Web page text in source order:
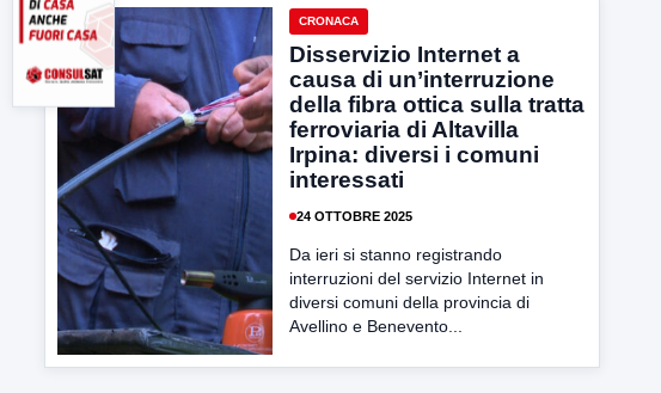
CRONACA
Disservizio Internet a
causa di un’interruzione
della fibra ottica sulla tratta
ferroviaria di Altavilla
Irpina: diversi i comuni
interessati
24 OTTOBRE 2025
Da ieri si stanno registrando
interruzioni del servizio Internet in
diversi comuni della provincia di
Avellino e Benevento...